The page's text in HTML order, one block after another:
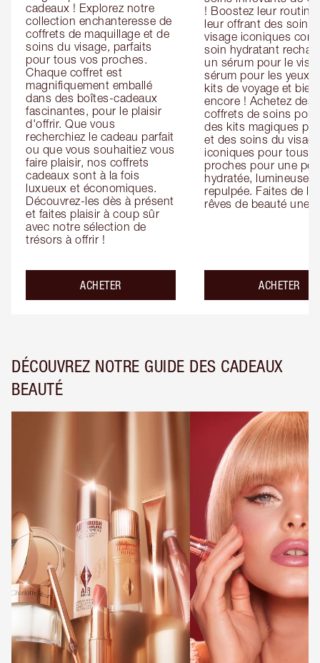
cadeaux ! Explorez notre
collection enchanteresse de
coffrets de maquillage et de
soins du visage, parfaits
pour tous vos proches.
Chaque coffret est
magnifiquement emballé
dans des boîtes-cadeaux
fascinantes, pour le plaisir
d'offrir. Que vous
recherchiez le cadeau parfait
ou que vous souhaitiez vous
faire plaisir, nos coffrets
cadeaux sont à la fois
luxueux et économiques.
Découvrez-les dès à présent
et faites plaisir à coup sûr
avec notre sélection de
trésors à offrir !
ACHETER
! Boostez leur routine
leur offrant des soins
visage iconiques
soin hydratant
un sérum pour le
sérum pour les yeux,
kits de voyage et
encore ! Achetez des
coffrets de soins
des kits magiques
et des soins du visage
iconiques pour tous
proches pour une
hydratée, lumineuse
repulpée. Faites de
rêves de beauté une
ACHETER
DÉCOUVREZ NOTRE GUIDE DES CADEAUX
BEAUTÉ